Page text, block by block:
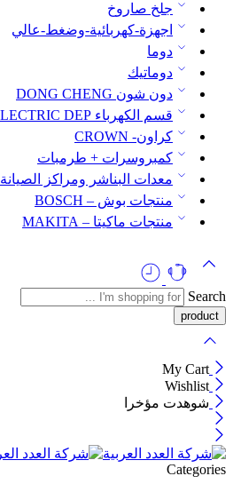
جلخ صاروخ
اجهزة-كهربائية-وضغط-عالي
دوما
دوماتيك
دون شون DONG CHENG
قسم الكهرباء ELECTRIC DEP
كراون- CROWN
كمبروسرات + طرمبات
معدات البناشر ومراكز الصيانة
منتجات بوش – BOSCH
منتجات ماكيتا – MAKITA
Search
My Cart
Wishlist
شوهدت مؤخرا
Categories